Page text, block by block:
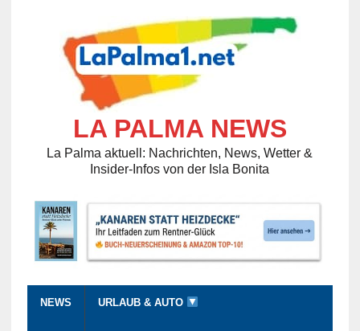
LA PALMA NEWS
La Palma aktuell: Nachrichten, News, Wetter &
Insider-Infos von der Isla Bonita
NEWS URLAUB & AUTO